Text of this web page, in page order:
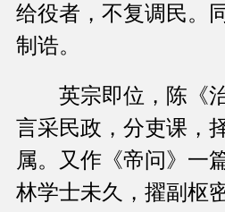
给役者，不复调民。
制诰。
英宗即位，陈《治
言采民政，分吏课，
属。又作《帝问》一
林学士未久，擢副枢